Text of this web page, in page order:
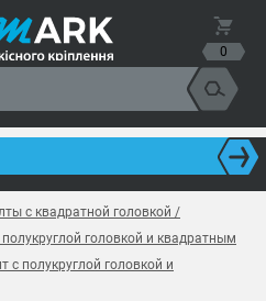
0
с квадратной головкой /
полукруглой головкой и квадратным
с полукруглой головкой и